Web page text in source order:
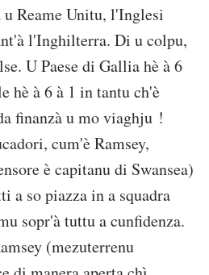
Reame Unitu, l'Inglesi
l'Inghilterra. Di u colpu,
U Paese di Gallia hè à 6
hè à 6 à 1 in tantu ch'è
finanzà u mo viaghju !
cum'è Ramsey,
è capitanu di Swansea)
a so piazza in a squadra
sopr'à tuttu a cunfidenza.
(mezuterrenu